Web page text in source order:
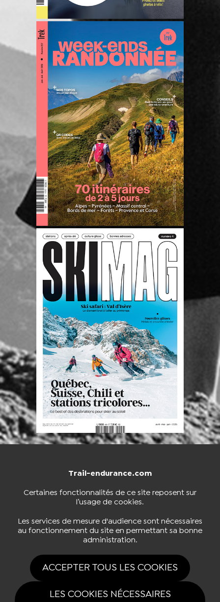
Trail-endurance.com
Certaines fonctionnalités de ce site reposent sur
l’usage de cookies.
Les services de mesure d'audience sont nécessaires
au fonctionnement du site en permettant sa bonne
administration.
ACCEPTER TOUS LES COOKIES
LES COOKIES NÉCESSAIRES
NOUS CONTACTER BOUTIQUE
NOUS SUIVRE